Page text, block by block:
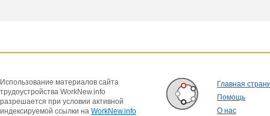
Использование материалов сайта
трудоустройства WorkNew.info
разрешается при условии активной
индексируемой ссылки на WorkNew.info
Главная
Помощь
О нас